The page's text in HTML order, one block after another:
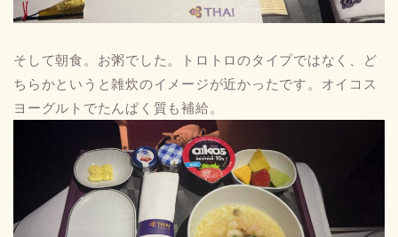
そして朝食。お粥でした。トロトロのタイプではなく、ど
ちらかというと雑炊のイメージが近かったです。オイコス
ヨーグルトでたんぱく質も補給。